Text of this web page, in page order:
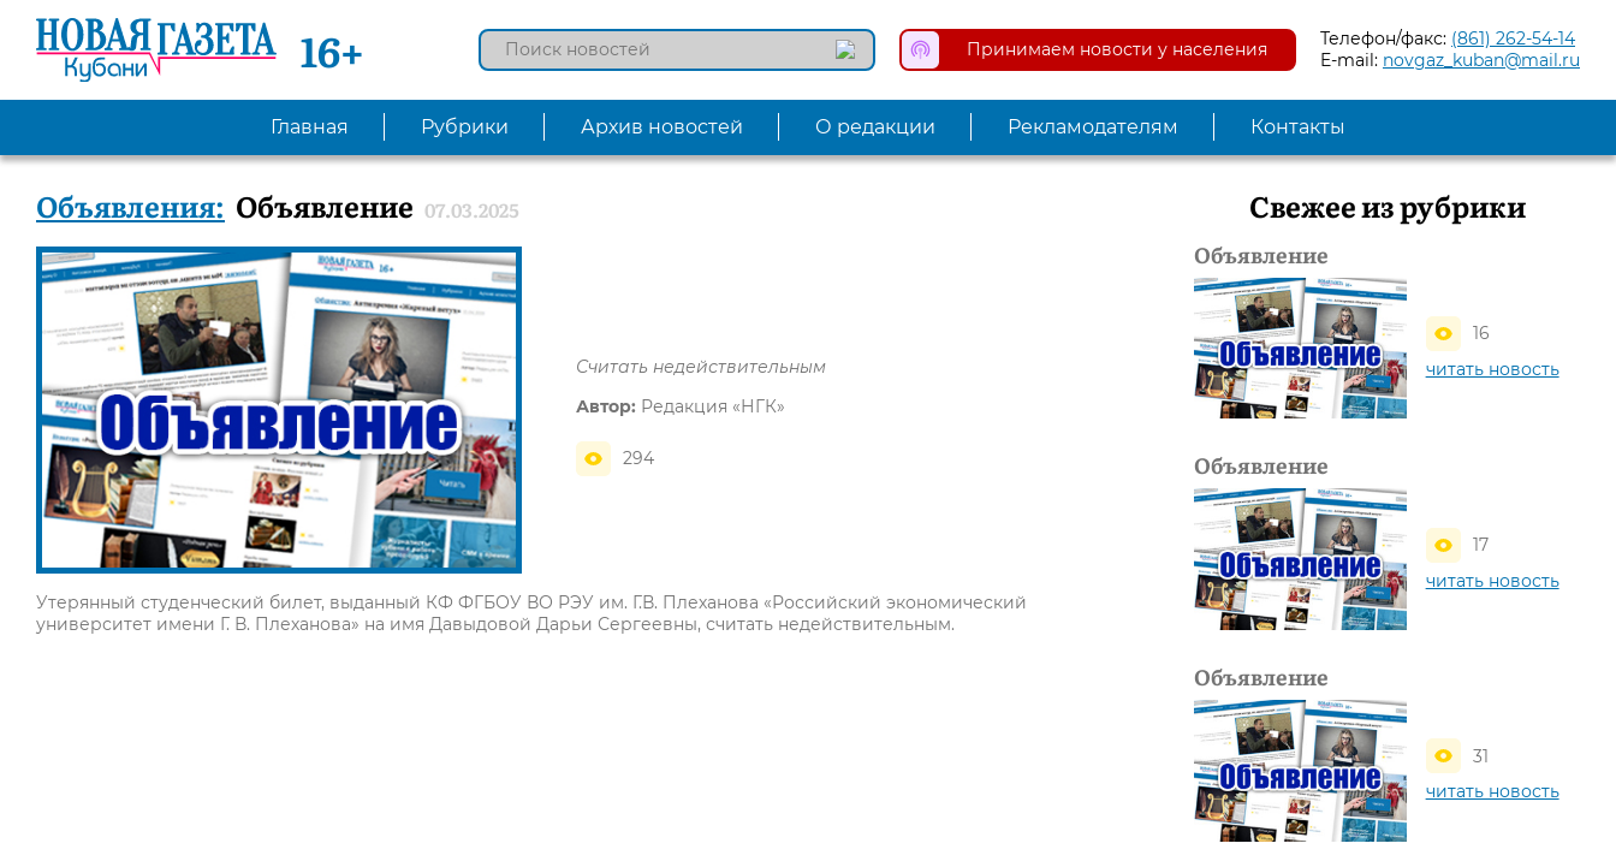
16+ Принимаем новости у населения Телефон/факс: (861) 262-54-14
E-mail: novgaz_kuban@mail.ru
Главная Рубрики Архив новостей О редакции Рекламодателям Контакты
Объявления: Объявление 07.03.2025
Считать недействительным
Автор: Редакция «НГК»
294
Утерянный студенческий билет, выданный КФ ФГБОУ ВО РЭУ им. Г.В. Плеханова «Российский экономический
университет имени Г. В. Плеханова» на имя Давыдовой Дарьи Сергеевны, считать недействительным.
Свежее из рубрики
Объявление
16
читать новость
Объявление
17
читать новость
Объявление
31
читать новость